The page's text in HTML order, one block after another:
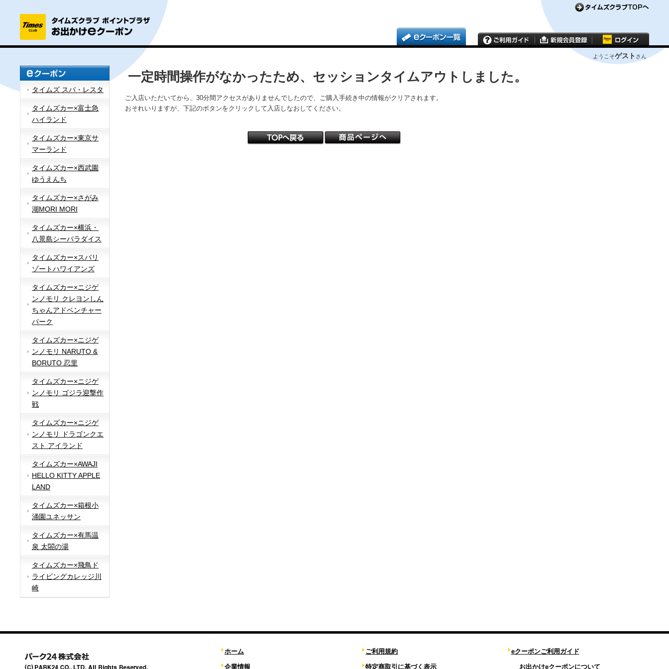
ようこそゲスト さん
タイムズ スパ・レスタ
タイムズカー×富士急
ハイランド
タイムズカー×東京サ
マーランド
タイムズカー×西武園
ゆうえんち
タイムズカー×さがみ
湖MORI MORI
タイムズカー×横浜・
八景島シーパラダイス
タイムズカー×スパリ
ゾートハワイアンズ
タイムズカー×ニジゲ
ンノモリ クレヨンしん
ちゃんアドベンチャー
パーク
タイムズカー×ニジゲ
ンノモリ NARUTO &
BORUTO 忍里
タイムズカー×ニジゲ
ンノモリ ゴジラ迎撃作
戦
タイムズカー×ニジゲ
ンノモリ ドラゴンクエ
スト アイランド
タイムズカー×AWAJI
HELLO KITTY APPLE
LAND
タイムズカー×箱根小
涌園ユネッサン
タイムズカー×有馬温
泉 太閤の湯
タイムズカー×飛鳥ド
ライビングカレッジ川
崎
一定時間操作がなかったため、セッションタイムアウトしました。
ご入店いただいてから、30分間アクセスがありませんでしたので、ご購入手続き中の情報がクリアされます。
おそれいりますが、下記のボタンをクリックして入店しなおしてください。
ホーム
企業情報
ご利用規約
特定商取引に基づく表示
eクーポンご利用ガイド
お出かけeクーポンについて